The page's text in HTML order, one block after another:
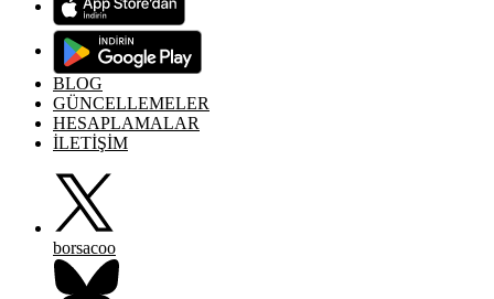
BLOG
GÜNCELLEMELER
HESAPLAMALAR
İLETİŞİM
borsacoo